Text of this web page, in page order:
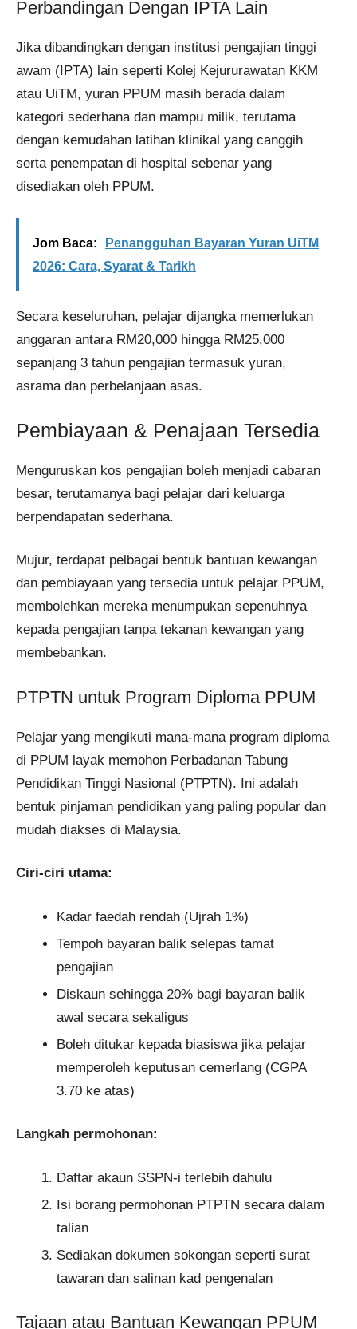
Perbandingan Dengan IPTA Lain
Jika dibandingkan dengan institusi pengajian tinggi
awam (IPTA) lain seperti Kolej Kejururawatan KKM
atau UiTM, yuran PPUM masih berada dalam
kategori sederhana dan mampu milik, terutama
dengan kemudahan latihan klinikal yang canggih
serta penempatan di hospital sebenar yang
disediakan oleh PPUM.
Jom Baca:
Penangguhan Bayaran Yuran UiTM
2026: Cara, Syarat & Tarikh
Secara keseluruhan, pelajar dijangka memerlukan
anggaran antara RM20,000 hingga RM25,000
sepanjang 3 tahun pengajian termasuk yuran,
asrama dan perbelanjaan asas.
Pembiayaan & Penajaan Tersedia
Menguruskan kos pengajian boleh menjadi cabaran
besar, terutamanya bagi pelajar dari keluarga
berpendapatan sederhana.
Mujur, terdapat pelbagai bentuk bantuan kewangan
dan pembiayaan yang tersedia untuk pelajar PPUM,
membolehkan mereka menumpukan sepenuhnya
kepada pengajian tanpa tekanan kewangan yang
membebankan.
PTPTN untuk Program Diploma PPUM
Pelajar yang mengikuti mana-mana program diploma
di PPUM layak memohon Perbadanan Tabung
Pendidikan Tinggi Nasional (PTPTN). Ini adalah
bentuk pinjaman pendidikan yang paling popular dan
mudah diakses di Malaysia.
Ciri-ciri utama:
Kadar faedah rendah (Ujrah 1%)
Tempoh bayaran balik selepas tamat
pengajian
Diskaun sehingga 20% bagi bayaran balik
awal secara sekaligus
Boleh ditukar kepada biasiswa jika pelajar
memperoleh keputusan cemerlang (CGPA
3.70 ke atas)
Langkah permohonan:
Daftar akaun SSPN-i terlebih dahulu
Isi borang permohonan PTPTN secara dalam
talian
Sediakan dokumen sokongan seperti surat
tawaran dan salinan kad pengenalan
Tajaan atau Bantuan Kewangan PPUM